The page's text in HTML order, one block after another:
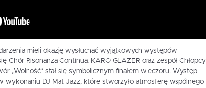
mieli okazję wysłuchać wyjątkowych występów
Chór Risonanza Continua, KARO GLAZER oraz zespół Chłopcy
„Wolność” stał się symbolicznym finałem wieczoru. Występ
wykonaniu DJ Mat Jazz, które stworzyło atmosferę wspólnego